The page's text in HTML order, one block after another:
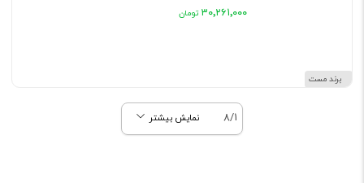
برند مست
۳۰٬۲۶۱٬۰۰۰
8/1 نمایش بیشتر